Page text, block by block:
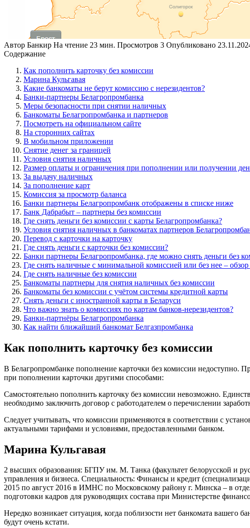
Автор Банкир На чтение 23 мин. Просмотров 3 Опубликовано
Содержание
Как пополнить карточку без комиссии
Марина Кульгавая
Какие банкоматы не берут комиссию с нерезидентов?
Банки-партнеры Белагропромбанка
Меры безопасности при снятии наличных
Банкоматы Белагропромбанка и партнеров
Посмотреть на официальном сайте
На сторонних сайтах
В мобильном приложении
Снятие денег за границей
Условия снятия наличных
Размер оплаты и ограничения при пополнении или получении
За выдачу наличных
За пополнение карт
Комиссия за просмотр баланса
Банки партнеры Белагропромбанк отображены в списке ниже
Банк Дабрабыт – партнеры без комиссии
Где снять деньги без комиссии с карты Белагропромбанка?
Условия снятия наличных в банкоматах партнеров
Перевод с карточки на карточку
Где снять деньги с карточки без комиссии?
Банки партнеры Белагропромбанка, где можно снять деньги без
Где снять наличные с минимальной комиссией или без нее –
Где снять наличные без комиссии
Банкоматы партнеры для снятия наличных без комиссии
Банкоматы без комиссии с учётом системы кредитной карты
Снять деньги с иностранной карты в Беларуси
Что важно знать о комиссиях по картам банков-нерезидентов?
Банки-партнёры Белагропромбанка
Как найти ближайший банкомат Белгазпромбанка
Как пополнить карточку без комиссии
В Белагропромбанке пополнение карточки без комиссии недоступно.
при пополнении карточки другими способами:
Самостоятельно пополнить карточку без комиссии невозможно.
необходимо заключить договор с работодателем о перечислении
Следует учитывать, что комиссии применяются в соответствии с
актуальными тарифами и условиями, предоставленными банком.
Марина Кульгавая
2 высших образования: БГПУ им. М. Танка (факультет белорусской и
управления и бизнеса. Специальность: Финансы и кредит
2015 по август 2016 в ИМНС по Московскому району г. Минска – в
подготовки кадров для руководящих состава при Министерстве
Нередко возникает ситуация, когда поблизости нет банкомата вашего
будут очень кстати.